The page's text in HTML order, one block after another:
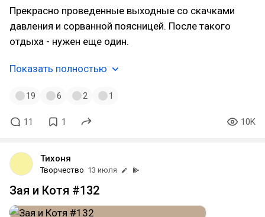
Прекрасно проведенные выходные со скачками
давления и сорванной поясницей. После такого
отдыха - нужен еще один.
Показать полностью
19 6 2 1
11 1 10K
Тихоня
Творчество 13 июля
Зая и Котя #132